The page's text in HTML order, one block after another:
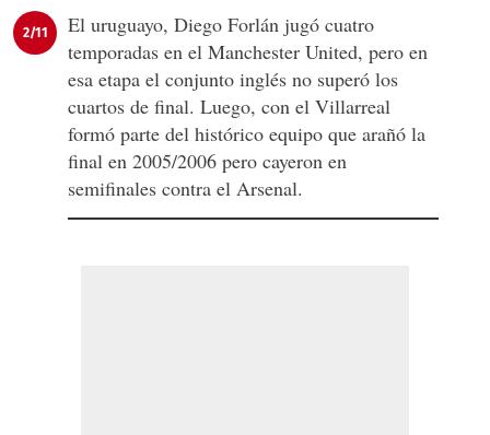
2/11
El uruguayo, Diego Forlán jugó cuatro
temporadas en el Manchester United, pero en
esa etapa el conjunto inglés no superó los
cuartos de final. Luego, con el Villarreal
formó parte del histórico equipo que arañó la
final en 2005/2006 pero cayeron en
semifinales contra el Arsenal.​